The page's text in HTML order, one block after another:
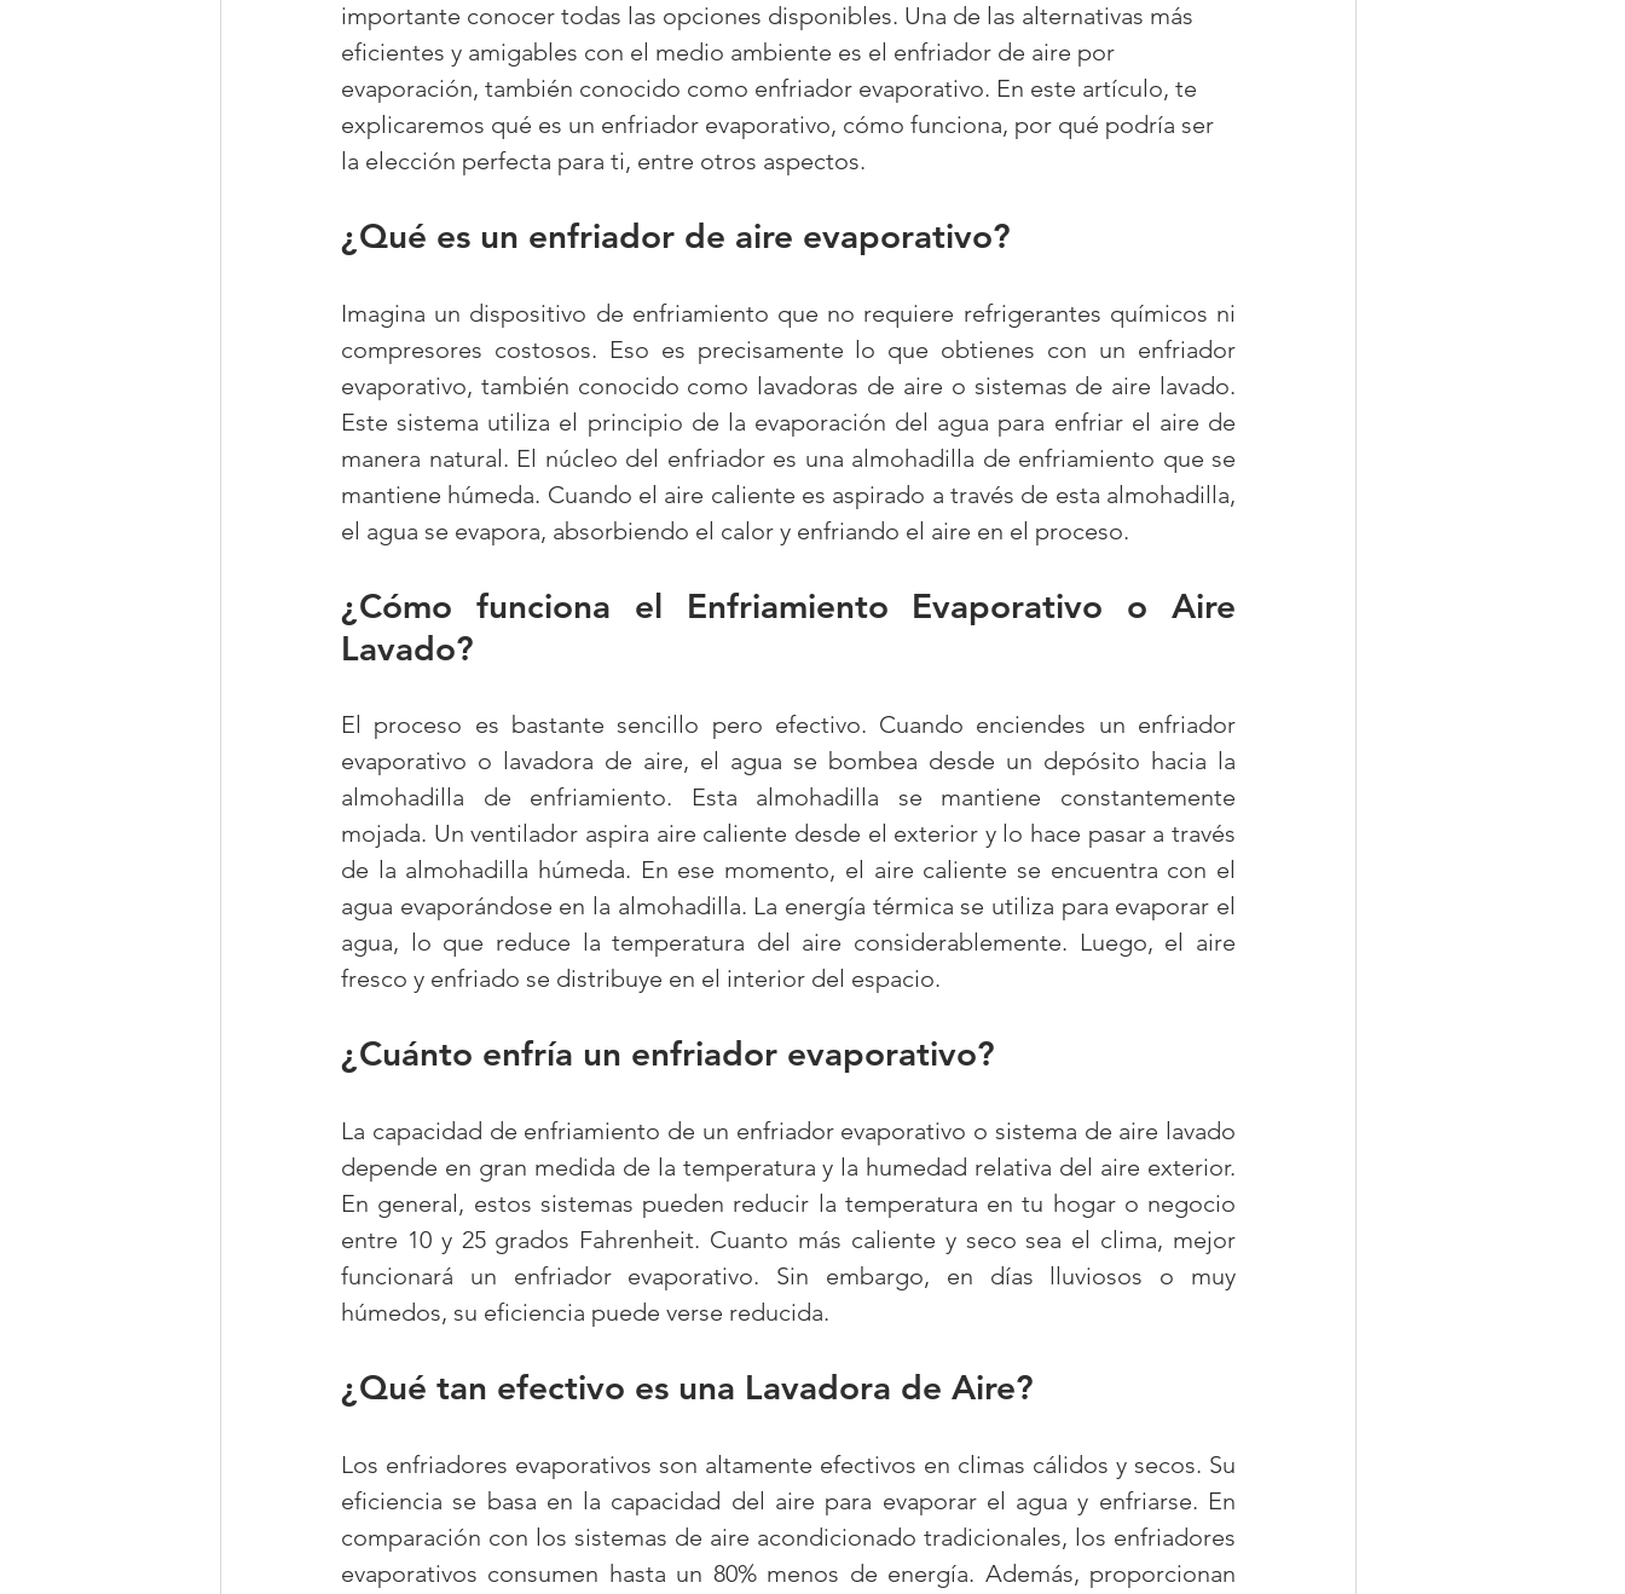
importante conocer todas las opciones disponibles. Una de las alternativas más
eficientes y amigables con el medio ambiente es el enfriador de aire por
evaporación, también conocido como enfriador evaporativo. En este artículo, te
explicaremos qué es un enfriador evaporativo, cómo funciona, por qué podría ser
la elección perfecta para ti, entre otros aspectos.
¿Qué es un enfriador de aire evaporativo?
Imagina un dispositivo de enfriamiento que no requiere refrigerantes químicos ni
compresores costosos. Eso es precisamente lo que obtienes con un enfriador
evaporativo, también conocido como lavadoras de aire o sistemas de aire lavado.
Este sistema utiliza el principio de la evaporación del agua para enfriar el aire de
manera natural. El núcleo del enfriador es una almohadilla de enfriamiento que se
mantiene húmeda. Cuando el aire caliente es aspirado a través de esta almohadilla,
el agua se evapora, absorbiendo el calor y enfriando el aire en el proceso.
¿Cómo funciona el Enfriamiento Evaporativo o Aire
Lavado?
El proceso es bastante sencillo pero efectivo. Cuando enciendes un enfriador
evaporativo o lavadora de aire, el agua se bombea desde un depósito hacia la
almohadilla de enfriamiento. Esta almohadilla se mantiene constantemente
mojada. Un ventilador aspira aire caliente desde el exterior y lo hace pasar a través
de la almohadilla húmeda. En ese momento, el aire caliente se encuentra con el
agua evaporándose en la almohadilla. La energía térmica se utiliza para evaporar el
agua, lo que reduce la temperatura del aire considerablemente. Luego, el aire
fresco y enfriado se distribuye en el interior del espacio.
¿Cuánto enfría un enfriador evaporativo?
La capacidad de enfriamiento de un enfriador evaporativo o sistema de aire lavado
depende en gran medida de la temperatura y la humedad relativa del aire exterior.
En general, estos sistemas pueden reducir la temperatura en tu hogar o negocio
entre 10 y 25 grados Fahrenheit. Cuanto más caliente y seco sea el clima, mejor
funcionará un enfriador evaporativo. Sin embargo, en días lluviosos o muy
húmedos, su eficiencia puede verse reducida.
¿Qué tan efectivo es una Lavadora de Aire?
Los enfriadores evaporativos son altamente efectivos en climas cálidos y secos. Su
eficiencia se basa en la capacidad del aire para evaporar el agua y enfriarse. En
comparación con los sistemas de aire acondicionado tradicionales, los enfriadores
evaporativos consumen hasta un 80% menos de energía. Además, proporcionan